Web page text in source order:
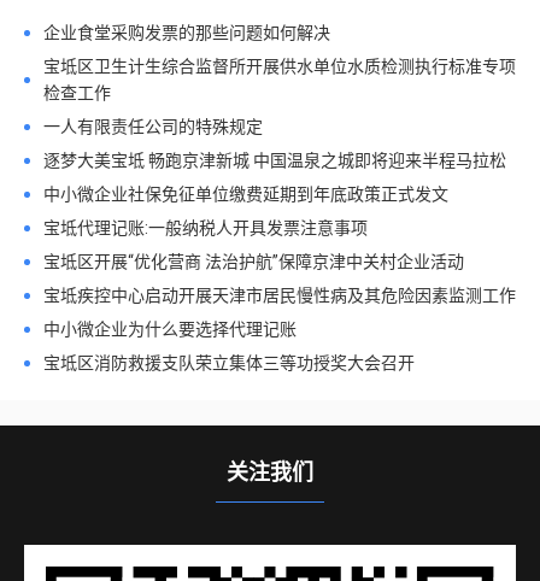
企业食堂采购发票的那些问题如何解决
宝坻区卫生计生综合监督所开展供水单位水质检测执行标准专项
检查工作
一人有限责任公司的特殊规定
逐梦大美宝坻 畅跑京津新城 中国温泉之城即将迎来半程马拉松
中小微企业社保免征单位缴费延期到年底政策正式发文
宝坻代理记账:一般纳税人开具发票注意事项
宝坻区开展“优化营商 法治护航”保障京津中关村企业活动
宝坻疾控中心启动开展天津市居民慢性病及其危险因素监测工作
中小微企业为什么要选择代理记账
宝坻区消防救援支队荣立集体三等功授奖大会召开
关注我们